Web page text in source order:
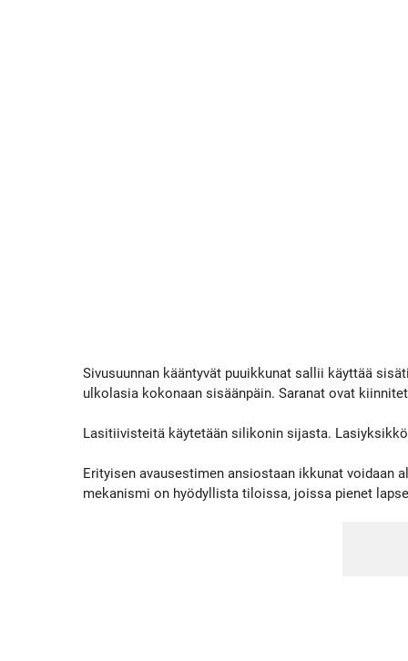
Sivusuunnan kääntyvät puuikkunat sallii käyttää
ulkolasia kokonaan sisäänpäin. Saranat ovat
Lasitiivisteitä käytetään silikonin sijasta.
Erityisen avausestimen ansiostaan ikkunat voidaan
mekanismi on hyödyllista tiloissa, joissa pienet